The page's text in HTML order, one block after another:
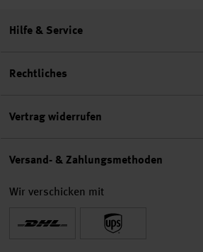
Hilfe & Service
Rechtliches
Vertrag widerrufen
Versand- & Zahlungsmethoden
Wir verschicken mit